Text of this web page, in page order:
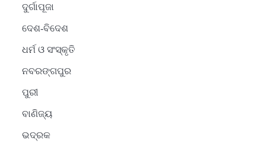
ଦୁର୍ଗାପୂଜା
ଦେଶ-ବିଦେଶ
ଧର୍ମ ଓ ସଂସ୍କୃତି
ନବରଙ୍ଗପୁର
ପୁରୀ
ବାଣିଜ୍ୟ
ଭଦ୍ରକ
2